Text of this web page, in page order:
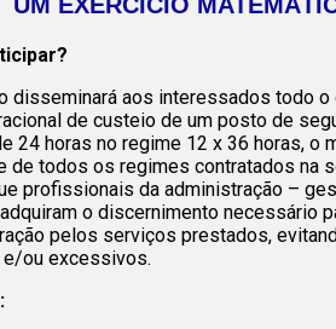
disseminará aos interessados todo
de custeio de um posto de
24 horas no regime 12 x 36 horas, o
de todos os regimes contratados na
profissionais da administração –
o discernimento necessário
pelos serviços prestados,
ou excessivos.